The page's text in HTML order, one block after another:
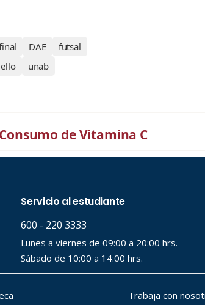
DAE
futsal
unab
de Vitamina C